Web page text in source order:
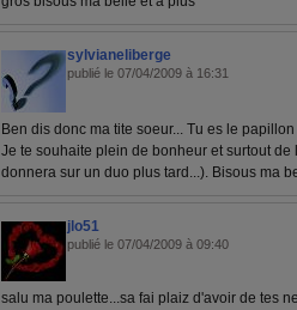
sylvianeliberge
publié le 07/04/2009 à 16:31
Ben dis donc ma tite soeur... Tu es le
Je te souhaite plein de bonheur et surtout
donnera sur un duo plus tard...). Bisous ma
jlo51
publié le 07/04/2009 à 09:40
salu ma poulette...sa fai plaiz d'avoir de tes